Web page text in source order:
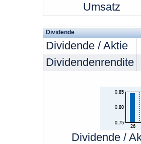
Umsatz
Dividende
Dividende / Aktie
Dividendenrendite
Dividende /